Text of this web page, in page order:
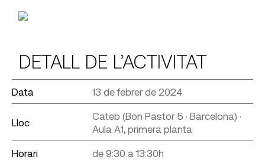
DETALL DE L’ACTIVITAT
Data 13 de febrer de 2024
Lloc
Cateb (Bon Pastor 5 · Barcelona) ·
Aula A1, primera planta
Horari de 9:30 a 13:30h